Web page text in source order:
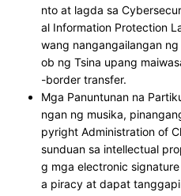
nto at lagda sa
al Information Protection
wang nangangailangan
ob ng Tsina upang
-border transfer.
Mga Panuntunan na
ngan ng musika,
pyright Administration of
sunduan sa intellectual
g mga electronic
a piracy at dapat